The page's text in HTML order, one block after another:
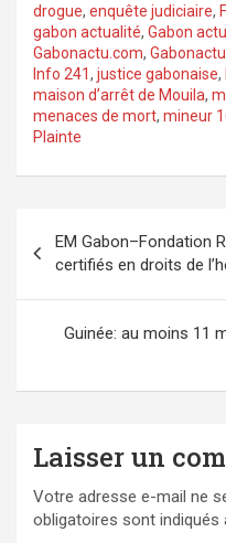
drogue, enquête judiciaire,
gabon actualité, Gabon
Gabonactu.com,
Info 241, justice gabonaise,
maison d’arrêt de Mouila,
menaces de mort, mineur
Plainte
de
l’article
EM Gabon–Fondation
certifiés en droits de
Guinée: au moins 11
Laisser un
Votre adresse e-mail ne
obligatoires sont indiqués